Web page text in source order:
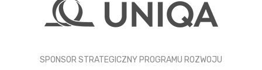
SPONSOR STRATEGICZNY PROGRAMU ROZWOJU